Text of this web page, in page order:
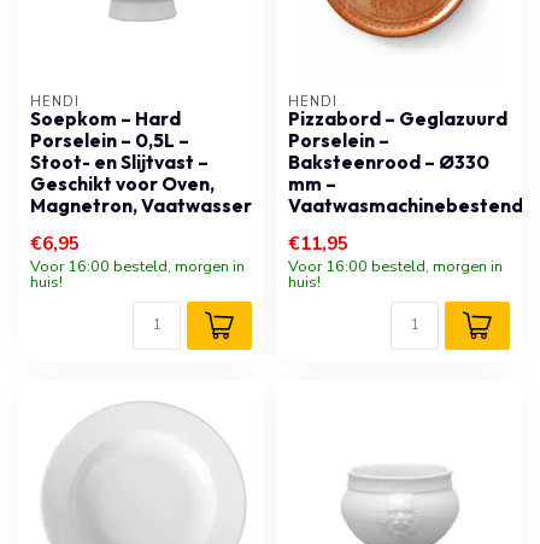
HENDI
Soepkom – Hard
Porselein – 0,5L –
Stoot- en Slijtvast –
Geschikt voor Oven,
Magnetron, Vaatwasser
€6,95
Voor 16:00 besteld, morgen in
huis!
HENDI
Pizzabord – Geglazuurd
Porselein –
Baksteenrood – Ø330
mm –
Vaatwasmachinebestendig
€11,95
Voor 16:00 besteld, morgen in
huis!